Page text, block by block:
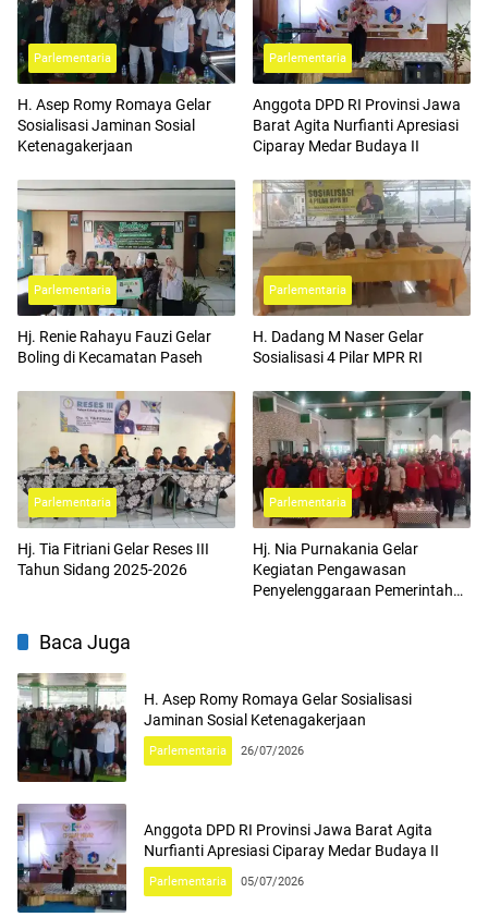
Parlementaria
H. Asep Romy Romaya Gelar
Sosialisasi Jaminan Sosial
Ketenagakerjaan
Parlementaria
Anggota DPD RI Provinsi Jawa
Barat Agita Nurfianti Apresiasi
Ciparay Medar Budaya II
Parlementaria
Hj. Renie Rahayu Fauzi Gelar
Boling di Kecamatan Paseh
Parlementaria
H. Dadang M Naser Gelar
Sosialisasi 4 Pilar MPR RI
Parlementaria
Hj. Tia Fitriani Gelar Reses III
Tahun Sidang 2025-2026
Parlementaria
Hj. Nia Purnakania Gelar
Kegiatan Pengawasan
Penyelenggaraan Pemerintahan
Baca Juga
H. Asep Romy Romaya Gelar Sosialisasi
Jaminan Sosial Ketenagakerjaan
Parlementaria 26/07/2026
Anggota DPD RI Provinsi Jawa Barat Agita
Nurfianti Apresiasi Ciparay Medar Budaya II
Parlementaria 05/07/2026